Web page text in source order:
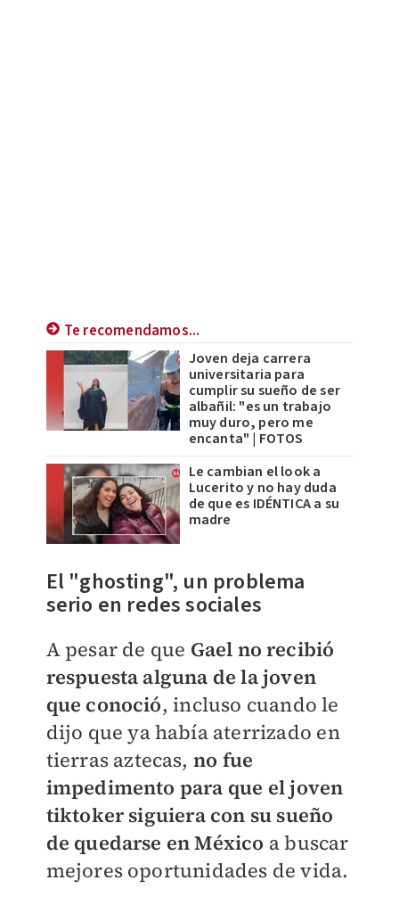
Te recomendamos...
Joven deja carrera
universitaria para
cumplir su sueño de ser
albañil: "es un trabajo
muy duro, pero me
encanta" | FOTOS
Le cambian el look a
Lucerito y no hay duda
de que es IDÉNTICA a su
madre
El "ghosting", un problema
serio en redes sociales
​A pesar de que Gael no recibió
respuesta alguna de la joven
que conoció, incluso cuando le
dijo que ya había aterrizado en
tierras aztecas, no fue
impedimento para que el joven
tiktoker siguiera con su sueño
de quedarse en México a buscar
mejores oportunidades de vida.